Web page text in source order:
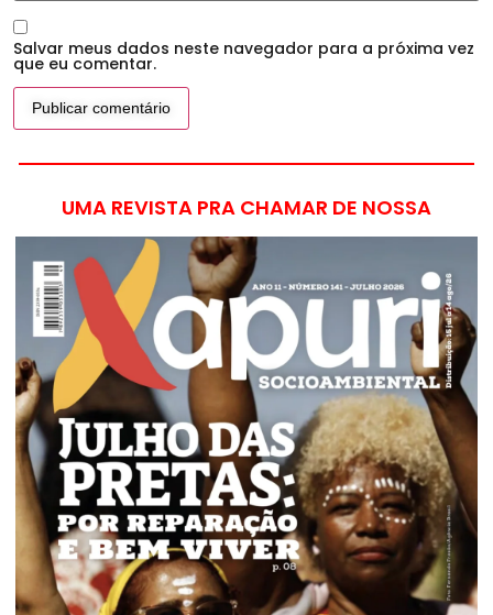
Salvar meus dados neste navegador para a próxima vez
que eu comentar.
UMA REVISTA PRA CHAMAR DE NOSSA